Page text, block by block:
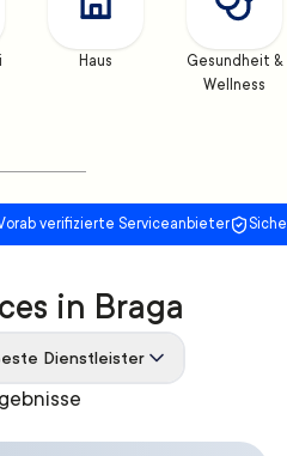
Haus
Gesundheit &
Wellness
verifizierte Serviceanbieter
in Braga
Dienstleister